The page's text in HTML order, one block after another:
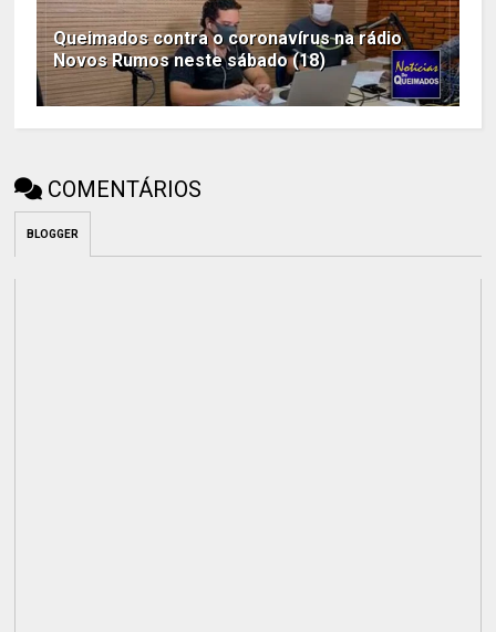
Queimados contra o coronavírus na rádio
Novos Rumos neste sábado (18)
COMENTÁRIOS
BLOGGER